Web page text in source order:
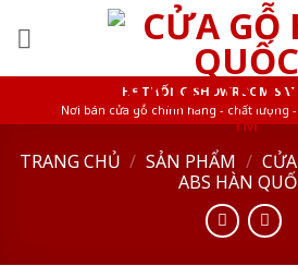
HỆ THỐNG SHOWROOM
Nơi bán cửa gỗ chính hãng - chất lượng
TRANG CHỦ / SẢN PHẨM /
ABS HÀN